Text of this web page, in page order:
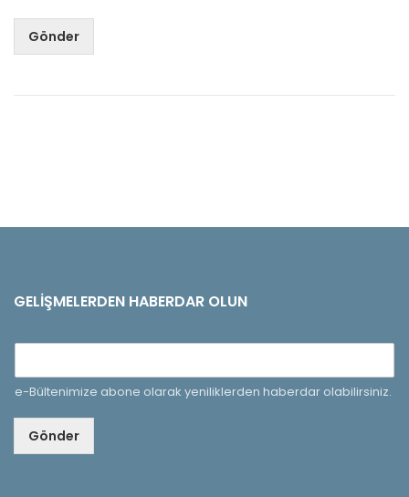
Gönder
GELIŞMELERDEN HABERDAR OLUN
e-Bültenimize abone olarak yeniliklerden haberdar olabilirsiniz.
Gönder